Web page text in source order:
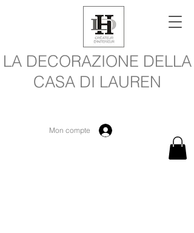
LA DECORAZIONE DELLA
CASA DI LAUREN
Mon compte